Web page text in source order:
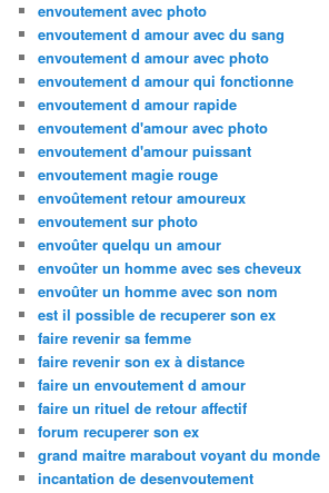
envoutement avec photo
envoutement d amour avec du sang
envoutement d amour avec photo
envoutement d amour qui fonctionne
envoutement d amour rapide
envoutement d'amour avec photo
envoutement d'amour puissant
envoutement magie rouge
envoûtement retour amoureux
envoutement sur photo
envoûter quelqu un amour
envoûter un homme avec ses cheveux
envoûter un homme avec son nom
est il possible de recuperer son ex
faire revenir sa femme
faire revenir son ex à distance
faire un envoutement d amour
faire un rituel de retour affectif
forum recuperer son ex
grand maitre marabout voyant du monde
incantation de desenvoutement